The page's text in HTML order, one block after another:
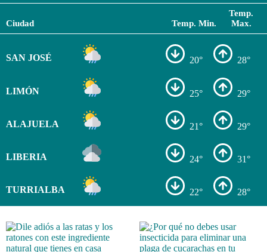
Ciudad Temp. Min.
Temp.
Max.
SAN JOSÉ 20° 28°
LIMÓN 25° 29°
ALAJUELA 21° 29°
LIBERIA 24° 31°
TURRIALBA 22° 28°